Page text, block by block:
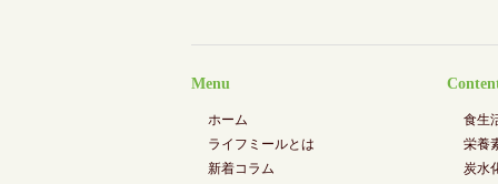
Menu
ホーム
ライフミールとは
新着コラム
食生
栄養
炭水